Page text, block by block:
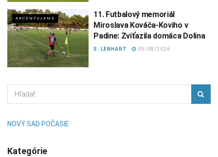
AKCENTUJEME
11. Futbalový memoriál
Miroslava Kováča-Koviho v
Padine: Zvíťazila domáca Dolina
S. LENHART 05/08/2026
NOVÝ SAD POČASIE
Kategórie